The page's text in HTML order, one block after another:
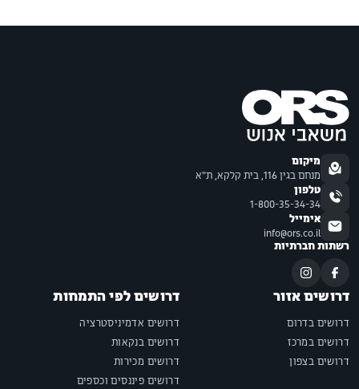
מיקום
מנחם בגין 116, בית קלקא, ת"א
טלפון
1-800-35-34-34
אימייל
info@ors.co.il
רשתות חברתיות
דרושים אזור
דרושים בדרום
דרושים במרכז
דרושים בצפון
דרושים לפי התמחות
דרושים אדמיניסטרציה
דרושים בנקאות
דרושים מכירות
דרושים פיננסים וכספים